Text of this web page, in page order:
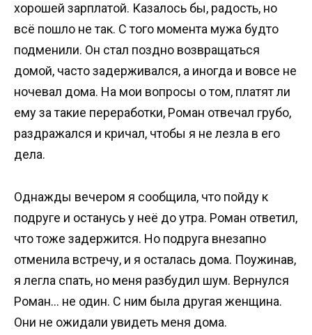
хорошей зарплатой. Казалось бы, радость, но
всё пошло не так. С того момента мужа будто
подменили. Он стал поздно возвращаться
домой, часто задерживался, а иногда и вовсе не
ночевал дома. На мои вопросы о том, платят ли
ему за такие переработки, Роман отвечал грубо,
раздражался и кричал, чтобы я не лезла в его
дела.
Однажды вечером я сообщила, что пойду к
подруге и останусь у неё до утра. Роман ответил,
что тоже задержится. Но подруга внезапно
отменила встречу, и я осталась дома. Поужинав,
я легла спать, но меня разбудил шум. Вернулся
Роман… не один. С ним была другая женщина.
Они не ожидали увидеть меня дома.